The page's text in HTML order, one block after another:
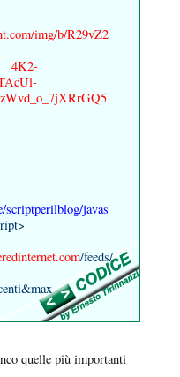
img/b/R29vZ2
scriptperilblog/javas
/feeds/
quelle più importanti